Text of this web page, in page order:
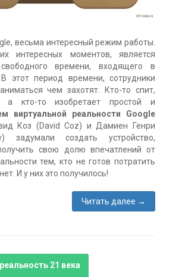
весьма интересный режим работы.
интересных моментов, является
времени, входящего в
этот период времени, сотрудники
чем захотят. Кто-то спит,
а кто-то изобретает простой и
виртуальной реальности Google
Коз (David Coz) и Дамиен Генри
задумали создать устройство,
свою долю впечатлений от
тем, кто не готов потратить
И у них это получилось!
Читать далее →
21 века